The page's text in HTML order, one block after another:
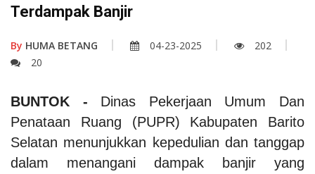
Terdampak Banjir
By HUMA BETANG 04-23-2025
202
20
BUNTOK - Dinas Pekerjaan Umum Dan
Penataan Ruang (PUPR) Kabupaten Barito
Selatan menunjukkan kepedulian dan tanggap
dalam menangani dampak banjir yang